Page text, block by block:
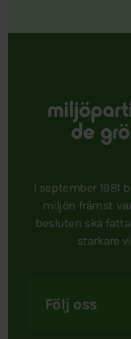
I september 1981
miljön främst
besluten ska
starkare
Följ oss